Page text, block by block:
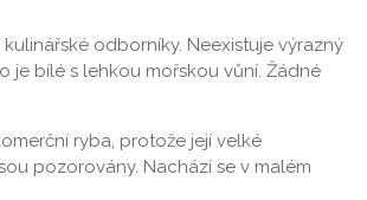
odborníky. Neexistuje výrazný
je bílé s lehkou mořskou vůní. Žádné
ryba, protože její velké
pozorovány. Nachází se v malém